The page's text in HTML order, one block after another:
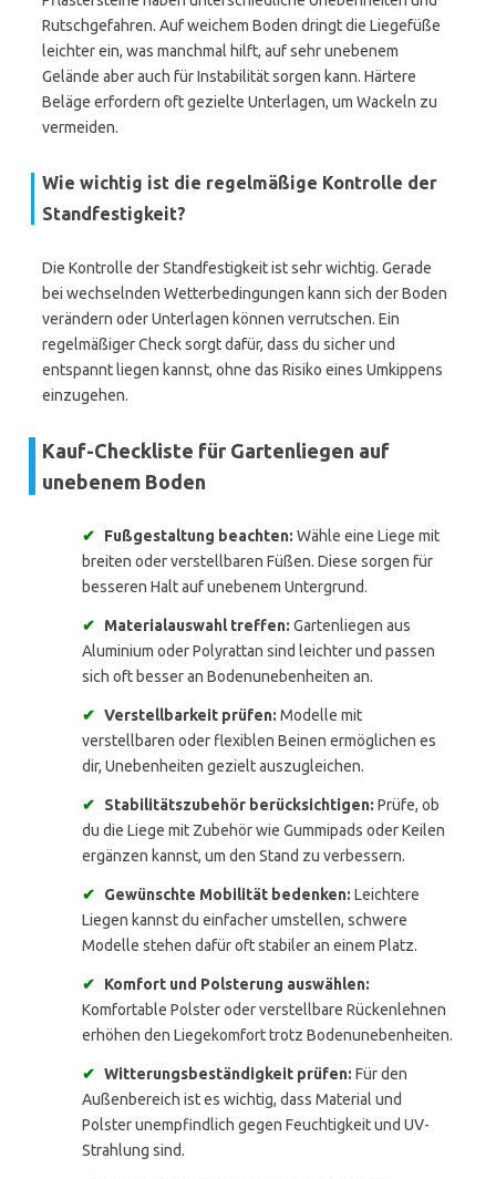
Rutschgefahren. Auf weichem Boden dringt die Liegefüße
leichter ein, was manchmal hilft, auf sehr unebenem
Gelände aber auch für Instabilität sorgen kann. Härtere
Beläge erfordern oft gezielte Unterlagen, um Wackeln zu
vermeiden.
Wie wichtig ist die regelmäßige Kontrolle der
Standfestigkeit?
Die Kontrolle der Standfestigkeit ist sehr wichtig. Gerade
bei wechselnden Wetterbedingungen kann sich der Boden
verändern oder Unterlagen können verrutschen. Ein
regelmäßiger Check sorgt dafür, dass du sicher und
entspannt liegen kannst, ohne das Risiko eines Umkippens
einzugehen.
Kauf-Checkliste für Gartenliegen auf
unebenem Boden
✔ Fußgestaltung beachten: Wähle eine Liege mit
breiten oder verstellbaren Füßen. Diese sorgen für
besseren Halt auf unebenem Untergrund.
✔ Materialauswahl treffen: Gartenliegen aus
Aluminium oder Polyrattan sind leichter und passen
sich oft besser an Bodenunebenheiten an.
✔ Verstellbarkeit prüfen: Modelle mit
verstellbaren oder flexiblen Beinen ermöglichen es
dir, Unebenheiten gezielt auszugleichen.
✔ Stabilitätszubehör berücksichtigen: Prüfe, ob
du die Liege mit Zubehör wie Gummipads oder Keilen
ergänzen kannst, um den Stand zu verbessern.
✔ Gewünschte Mobilität bedenken: Leichtere
Liegen kannst du einfacher umstellen, schwere
Modelle stehen dafür oft stabiler an einem Platz.
✔
Komfort und Polsterung auswählen:
Komfortable Polster oder verstellbare Rückenlehnen
erhöhen den Liegekomfort trotz Bodenunebenheiten.
✔ Witterungsbeständigkeit prüfen: Für den
Außenbereich ist es wichtig, dass Material und
Polster unempfindlich gegen Feuchtigkeit und UV-
Strahlung sind.